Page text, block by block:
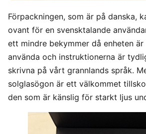
Förpackningen, som är på danska,
ovant för en svensktalande
ett mindre bekymmer då enheten
använda och instruktionerna är
skrivna på vårt grannlands språk.
solglasögon är ett välkommet
den som är känslig för starkt ljus